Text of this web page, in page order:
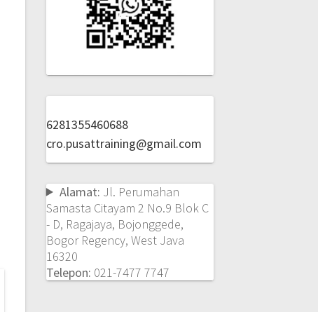
6281355460688
cro.pusattraining@gmail.com
Alamat: Jl. Perumahan
Samasta Citayam 2 No.9 Blok C
- D, Ragajaya, Bojonggede,
Bogor Regency, West Java
16320
Telepon: 021-7477 7747